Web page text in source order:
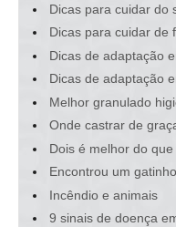
Dicas para cuidar do
Dicas para cuidar de
Dicas de adaptação
Dicas de adaptação
Melhor granulado
Onde castrar de
Dois é melhor do que
Encontrou um
Incêndio e animais
9 sinais de doença